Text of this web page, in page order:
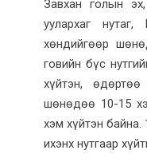
Завхан голын
уулархаг
хөндийгөөр
говийн бүс
хүйтэн,
шөнөдөө 10-15
хэм хүйтэн байна.
ихэнх нутгаар